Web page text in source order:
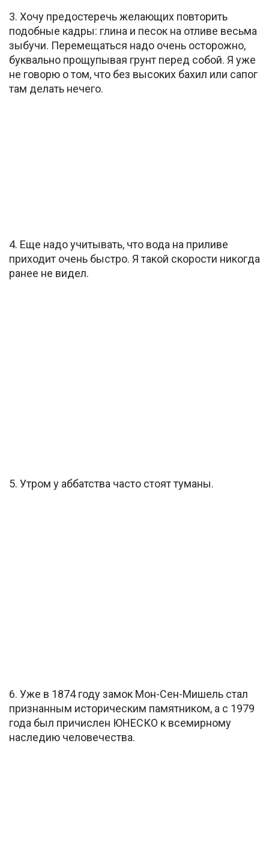
3. Хочу предостеречь желающих повторить
подобные кадры: глина и песок на отливе весьма
зыбучи. Перемещаться надо очень осторожно,
буквально прощупывая грунт перед собой. Я уже
не говорю о том, что без высоких бахил или сапог
там делать нечего.
4. Еще надо учитывать, что вода на приливе
приходит очень быстро. Я такой скорости никогда
ранее не видел.
5. Утром у аббатства часто стоят туманы.
6. Уже в 1874 году замок Мон-Сен-Мишель стал
признанным историческим памятником, а с 1979
года был причислен ЮНЕСКО к всемирному
наследию человечества.